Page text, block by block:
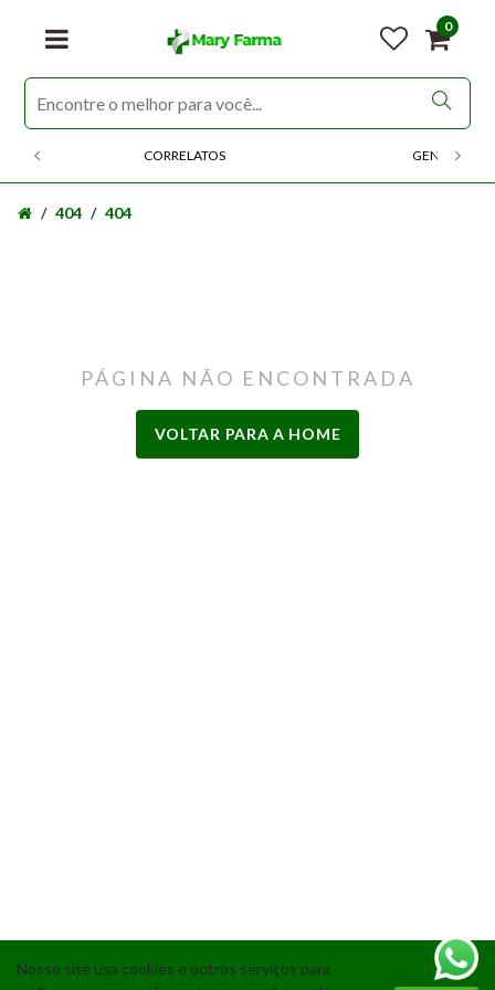
Nosso site usa cookies e outros serviços para
0
CORRELATOS GENERICOS
404 404
PÁGINA NÃO ENCONTRADA
VOLTAR PARA A HOME